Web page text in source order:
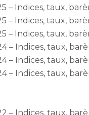
– Indices, taux,
– Indices, taux,
– Indices, taux,
– Indices, taux,
– Indices, taux,
– Indices, taux,
– Indices, taux,